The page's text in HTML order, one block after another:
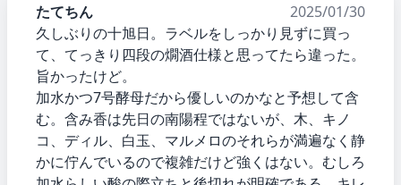
たてちん
2025/01/30
久しぶりの十旭日。ラベルをしっかり見ずに買っ
て、てっきり四段の燗酒仕様と思ってたら違った。
旨かったけど。
加水かつ7号酵母だから優しいのかなと予想して含
む。含み香は先日の南陽程ではないが、木、キノ
コ、ディル、白玉、マルメロのそれらが満遍なく静
かに佇んでいるので複雑だけど強くはない。むしろ